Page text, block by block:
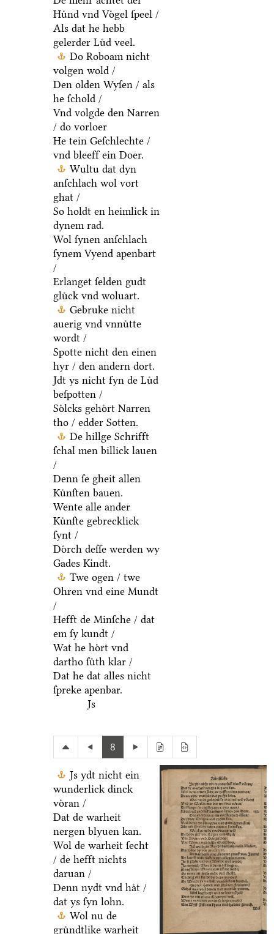
Huͤnd vnd Voͤgel ſpeel /
Als dat he hebb
gelerder Luͤd veel.
Do Roboam nicht
volgen wold /
Den olden Wyſen / als
he ſchold /
Vnd volgde den Narren
/ do vorloer
He tein Geſchlechte /
vnd bleeff ein Doer.
Wultu dat dyn
anſchlach wol vort
ghat /
So holdt en heimlick in
dynem rad.
Wol ſynen anſchlach
ſynem Vyend apenbart
/
Erlanget ſelden gudt
gluͤck vnd woluart.
Gebruke nicht
auerig vnd vnnuͤtte
wordt /
Spotte nicht den einen
hyr / den andern dort.
Jdt ys nicht fyn de Luͤd
beſpotten /
Soͤlcks gehoͤrt Narren
tho / edder Sotten.
De hillge Schrifft
ſchal men billick lauen
/
Denn ſe gheit allen
Kuͤnſten bauen.
Wente alle ander
Kuͤnſte gebrecklick
ſynt /
Doͤrch deſſe werden wy
Gades Kindt.
Twe ogen / twe
Ohren vnd eine Mundt
/
Hefft de Minſche / dat
em ſy kundt /
Wat he hoͤrt vnd
dartho ſuͤth klar /
Dat he dat alles nicht
ſpreke apenbar.
Js
8
Js ydt nicht ein
wunderlick dinck
voͤran /
Dat de warheit
nergen blyuen kan.
Wol de warheit ſecht
/ de hefft nichts
daruan /
Denn nydt vnd haͤt /
dat ys ſyn lohn.
Wol nu de
gruͤndtlike warheit